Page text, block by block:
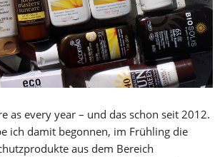
as every year – und das schon seit 2012.
ich damit begonnen, im Frühling die
aus dem Bereich